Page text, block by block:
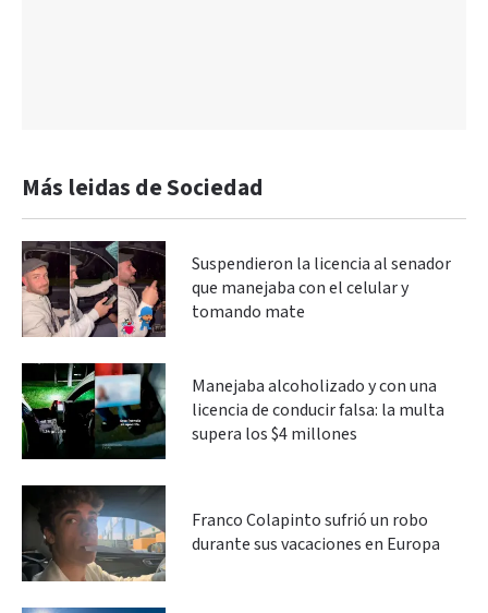
Más leidas de Sociedad
Suspendieron la licencia al senador
que manejaba con el celular y
tomando mate
Manejaba alcoholizado y con una
licencia de conducir falsa: la multa
supera los $4 millones
Franco Colapinto sufrió un robo
durante sus vacaciones en Europa